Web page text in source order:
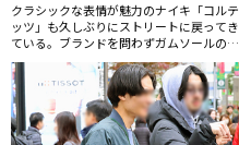
クラシックな表情が魅力のナイキ「コルテ
ッツ」も久しぶりにストリートに戻ってき
ている。ブランドを問わずガムソールのス
ニーカーが急増中だ。